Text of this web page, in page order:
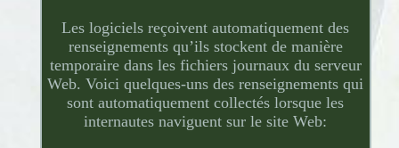
Les logiciels reçoivent automatiquement des
renseignements qu’ils stockent de manière
temporaire dans les fichiers journaux du serveur
Web. Voici quelques-uns des renseignements qui
sont automatiquement collectés lorsque les
internautes naviguent sur le site Web: